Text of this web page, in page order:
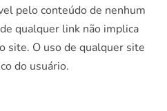
pelo conteúdo de nenhum
qualquer link não implica
site. O uso de qualquer site
do usuário.